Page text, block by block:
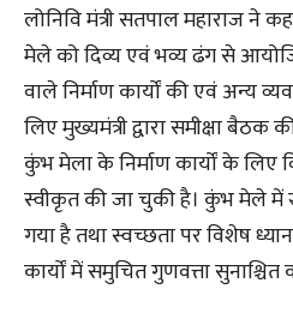
लोनिवि मंत्री सतपाल महाराज ने
मेले को दिव्य एवं भव्य ढंग से
वाले निर्माण कार्यों की एवं अन्य
लिए मुख्यमंत्री द्वारा समीक्षा बैठक
कुंभ मेला के निर्माण कार्यों के लिए
स्वीकृत की जा चुकी है। कुंभ मेले में
गया है तथा स्वच्छता पर विशेष ध्यान
कार्यों में समुचित गुणवत्ता